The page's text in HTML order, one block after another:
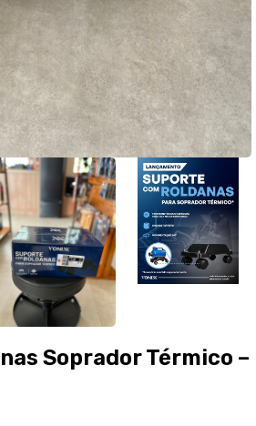
Soprador Térmico –